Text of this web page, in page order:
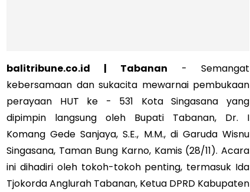
balitribune.co.id | Tabanan - Semangat
kebersamaan dan sukacita mewarnai pembukaan
perayaan HUT ke - 531 Kota Singasana yang
dipimpin langsung oleh Bupati Tabanan, Dr. I
Komang Gede Sanjaya, S.E., M.M., di Garuda Wisnu
Singasana, Taman Bung Karno, Kamis (28/11). Acara
ini dihadiri oleh tokoh-tokoh penting, termasuk Ida
Tjokorda Anglurah Tabanan, Ketua DPRD Kabupaten